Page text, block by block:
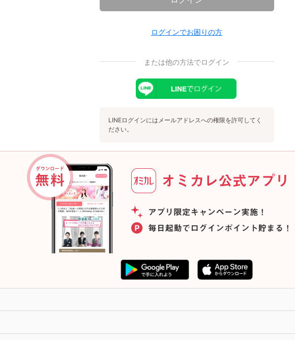
ログインでお困りの方
または他の方法でログイン
LINEログインにはメールアドレスへの権限を許可してく
ださい。